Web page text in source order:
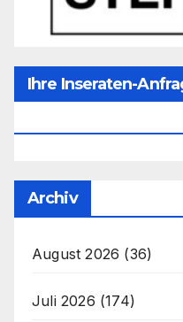
Ihre Inseraten-
Archiv
August 2026 (36)
Juli 2026 (174)